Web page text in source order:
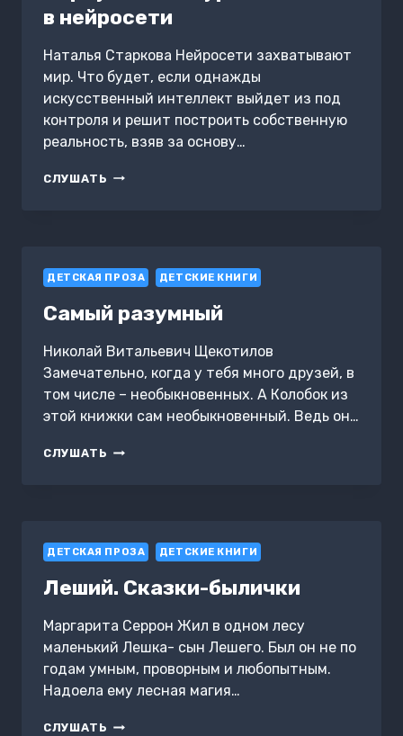
в нейросети
Наталья Старкова Нейросети захватывают
мир. Что будет, если однажды
искусственный интеллект выйдет из под
контроля и решит построить собственную
реальность, взяв за основу…
СЛУШАТЬ ВИРТУАЛЬНЫЕ
ДЕТСКАЯ ПРОЗА ДЕТСКИЕ КНИГИ
Самый разумный
Николай Витальевич Щекотилов
Замечательно, когда у тебя много друзей, в
том числе – необыкновенных. А Колобок из
этой книжки сам необыкновенный. Ведь он…
СЛУШАТЬ САМЫЙ
ДЕТСКАЯ ПРОЗА ДЕТСКИЕ КНИГИ
Леший. Сказки-былички
Маргарита Серрон Жил в одном лесу
маленький Лешка- сын Лешего. Был он не по
годам умным, проворным и любопытным.
Надоела ему лесная магия…
СЛУШАТЬ ЛЕШИЙ.